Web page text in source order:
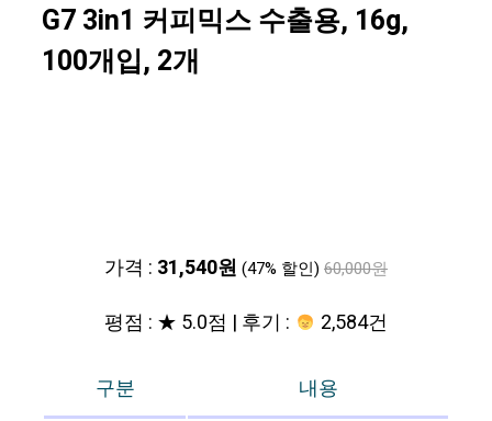
G7 3in1 커피믹스 수출용, 16g,
100개입, 2개
가격 : 31,540원 (47% 할인) 60,000원
평점 : ★ 5.0점 | 후기 : 2,584건
구분
내용